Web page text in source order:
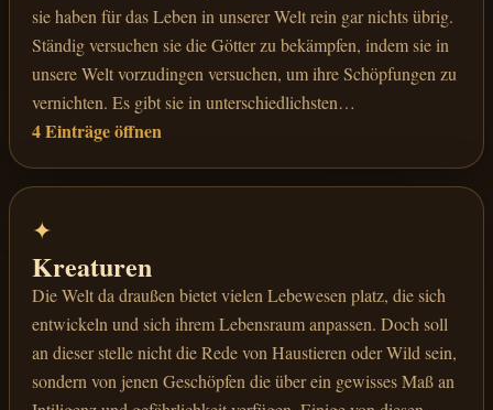
sie haben für das Leben in unserer Welt rein gar nichts übrig.
Ständig versuchen sie die Götter zu bekämpfen, indem sie in
unsere Welt vorzudingen versuchen, um ihre Schöpfungen zu
vernichten. Es gibt sie in unterschiedlichsten
Erscheinungsformen und schier endloser Zahl, nur die Götter
Pforte aus der Niederhölle zu uns öffnen können. Das was
uns an Informationen üder diese Unholde vorliegt, soll mit
den Helden und Abenteurern geteilt werden, damit auch sie
ihren Teil zur verteidigung unserer Welt leisten können.
4 Einträge öffnen
✦
Kreaturen
Die Welt da draußen bietet vielen Lebewesen platz, die sich
entwickeln und sich ihrem Lebensraum anpassen. Doch soll
an dieser stelle nicht die Rede von Haustieren oder Wild sein,
sondern von jenen Geschöpfen die über ein gewisses Maß an